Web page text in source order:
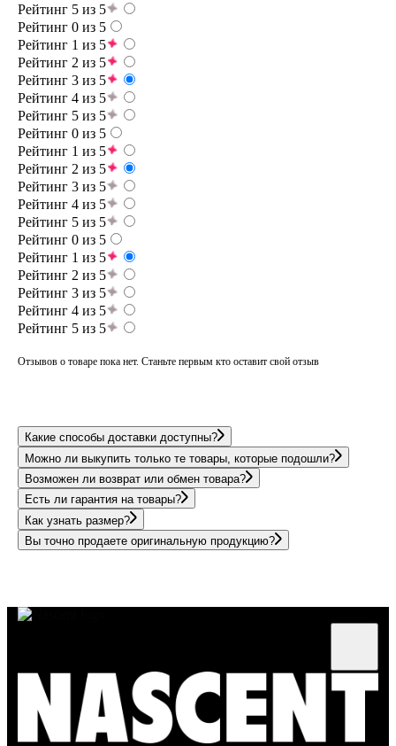
Рейтинг 5 из 5
Рейтинг 0 из 5
Рейтинг 1 из 5
Рейтинг 2 из 5
Рейтинг 3 из 5
Рейтинг 4 из 5
Рейтинг 5 из 5
Рейтинг 0 из 5
Рейтинг 1 из 5
Рейтинг 2 из 5
Рейтинг 3 из 5
Рейтинг 4 из 5
Рейтинг 5 из 5
Рейтинг 0 из 5
Рейтинг 1 из 5
Рейтинг 2 из 5
Рейтинг 3 из 5
Рейтинг 4 из 5
Рейтинг 5 из 5
Отзывов о товаре пока нет. Станьте первым кто оставит свой отзыв
Какие способы доставки доступны?
Можно ли выкупить только те товары, которые подошли?
Возможен ли возврат или обмен товара?
Есть ли гарантия на товары?
Как узнать размер?
Вы точно продаете оригинальную продукцию?